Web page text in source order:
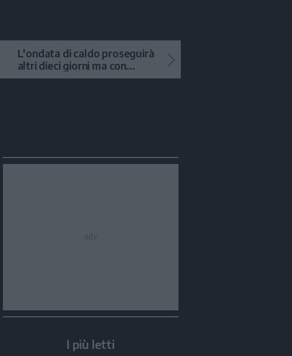
L'ondata di caldo proseguirà
altri dieci giorni ma con
temporali
I più letti